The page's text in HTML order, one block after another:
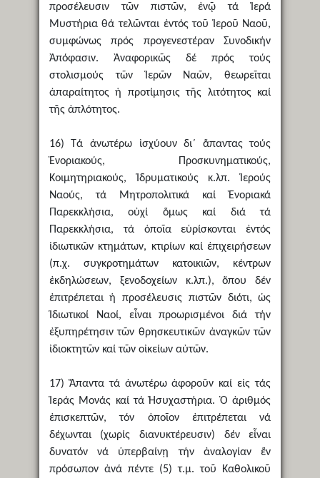
προσέλευσιν τῶν πιστῶν, ἐνῷ τά Ἱερά
Μυστήρια θά τελῶνται ἐντός τοῦ Ἱεροῦ Ναοῦ,
συμφώνως πρός προγενεστέραν Συνοδικήν
Ἀπόφασιν. Ἀναφορικῶς δέ πρός τούς
στολισμούς τῶν Ἱερῶν Ναῶν, θεωρεῖται
ἀπαραίτητος ἡ προτίμησις τῆς λιτότητος καί
τῆς ἁπλότητος.
16) Τά ἀνωτέρω ἰσχύουν δι΄ ἅπαντας τούς
Ἐνοριακούς, Προσκυνηματικούς,
Κοιμητηριακούς, Ἱδρυματικούς κ.λπ. Ἱερούς
Ναούς, τά Μητροπολιτικά καί Ἐνοριακά
Παρεκκλήσια, οὐχί ὅμως καί διά τά
Παρεκκλήσια, τά ὁποῖα εὑρίσκονται ἐντός
ἰδιωτικῶν κτημάτων, κτιρίων καί ἐπιχειρήσεων
(π.χ. συγκροτημάτων κατοικιῶν, κέντρων
ἐκδηλώσεων, ξενοδοχείων κ.λπ.), ὅπου δέν
ἐπιτρέπεται ἡ προσέλευσις πιστῶν διότι, ὡς
Ἱδιωτικοί Ναοί, εἶναι προωρισμένοι διά τήν
ἐξυπηρέτησιν τῶν θρησκευτικῶν ἀναγκῶν τῶν
ἰδιοκτητῶν καί τῶν οἰκείων αὐτῶν.
17) Ἅπαντα τά ἀνωτέρω ἀφοροῦν καί εἰς τάς
Ἱεράς Μονάς καί τά Ἡσυχαστήρια. Ὁ ἀριθμός
ἐπισκεπτῶν, τόν ὁποῖον ἐπιτρέπεται νά
δέχωνται (χωρίς διανυκτέρευσιν) δέν εἶναι
δυνατόν νά ὑπερβαίνῃ τήν ἀναλογίαν ἕν
πρόσωπον ἀνά πέντε (5) τ.μ. τοῦ Καθολικοῦ